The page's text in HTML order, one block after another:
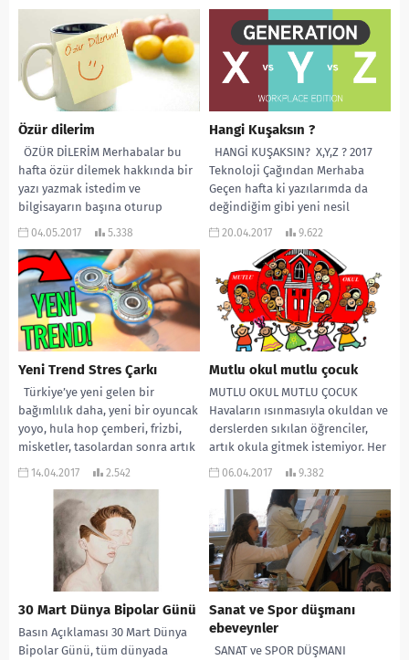
Özür dilerim
ÖZÜR DİLERİM Merhabalar bu
hafta özür dilemek hakkında bir
yazı yazmak istedim ve
bilgisayarın başına oturup
yazmaya başlayacakken aslında...
04.05.2017 5.338
Hangi Kuşaksın ?
HANGİ KUŞAKSIN? X,Y,Z ? 2017
Teknoloji Çağından Merhaba
Geçen hafta ki yazılarımda da
değindiğim gibi yeni nesil
tamamen farklı...
20.04.2017 9.622
Yeni Trend Stres Çarkı
Türkiye’ye yeni gelen bir
bağımlılık daha, yeni bir oyuncak
yoyo, hula hop çemberi, frizbi,
misketler, tasolardan sonra artık
yeni...
14.04.2017 2.542
Mutlu okul mutlu çocuk
MUTLU OKUL MUTLU ÇOCUK
Havaların ısınmasıyla okuldan ve
derslerden sıkılan öğrenciler,
artık okula gitmek istemiyor. Her
yaş grubundan çocuk, okul...
06.04.2017 9.382
30 Mart Dünya Bipolar Günü
Basın Açıklaması 30 Mart Dünya
Bipolar Günü, tüm dünyada
Sanat ve Spor düşmanı
ebeveynler
SANAT ve SPOR DÜŞMANI